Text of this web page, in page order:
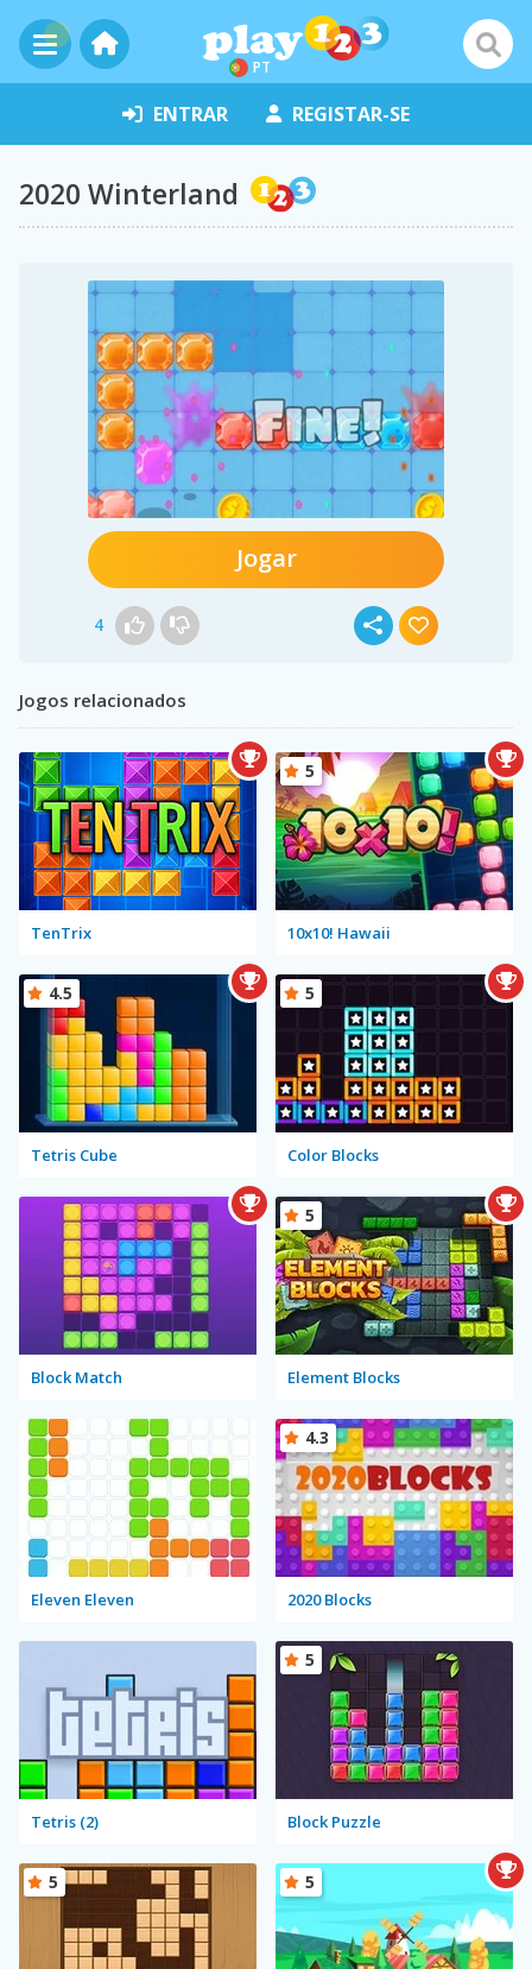
PT
ENTRAR REGISTAR-SE
2020 Winterland
Jogar
4
Jogos relacionados
TenTrix 10x10! Hawaii
5
Tetris Cube
4.5
Color Blocks
5
Block Match Element Blocks
5
Eleven Eleven 2020 Blocks
4.3
Tetris (2) Block Puzzle
5
5 5